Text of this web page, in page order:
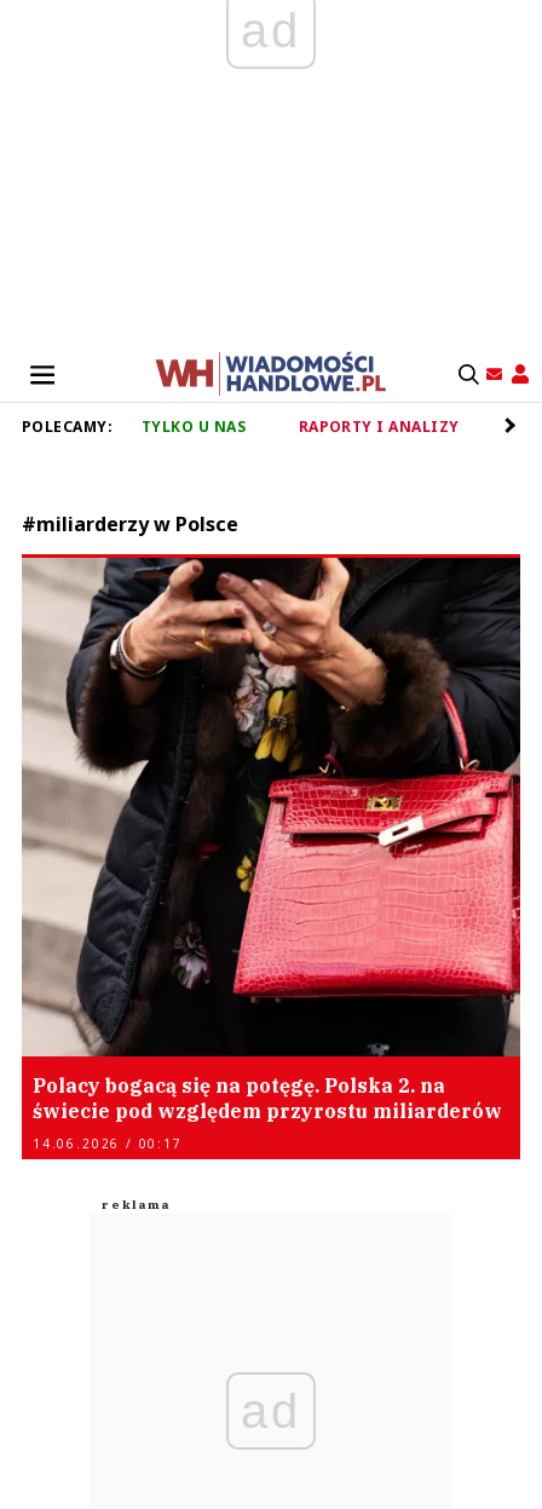
ad
POLECAMY: TYLKO U NAS RAPORTY I ANALIZY
#miliarderzy w Polsce
Polacy bogacą się na potęgę. Polska 2. na
świecie pod względem przyrostu miliarderów
14.06.2026 / 00:17
ad